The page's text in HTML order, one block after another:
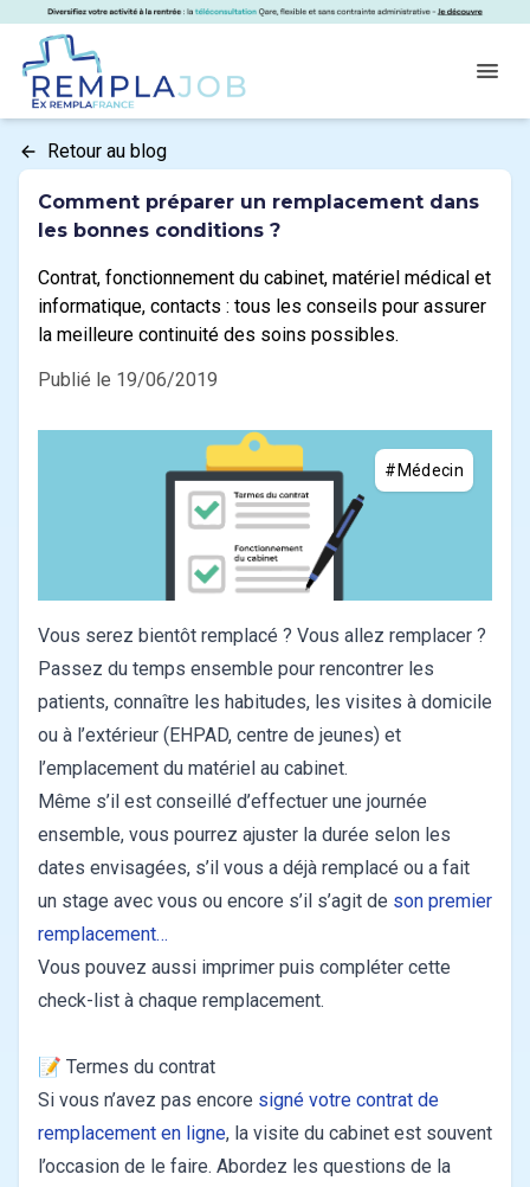
RemplaJob
Retour au blog
Comment préparer un remplacement dans
les bonnes conditions ?
Contrat, fonctionnement du cabinet, matériel médical et
informatique, contacts : tous les conseils pour assurer
la meilleure continuité des soins possibles.
Publié le 19/06/2019
#Médecin
Vous serez bientôt remplacé ? Vous allez remplacer ?
Passez du temps ensemble pour rencontrer les
patients, connaître les habitudes, les visites à domicile
ou à l’extérieur (EHPAD, centre de jeunes) et
l’emplacement du matériel au cabinet.
Même s’il est conseillé d’effectuer une journée
ensemble, vous pourrez ajuster la durée selon les
dates envisagées, s’il vous a déjà remplacé ou a fait
un stage avec vous ou encore s’il s’agit de son premier
remplacement…
Vous pouvez aussi imprimer puis compléter cette
check-list à chaque remplacement.
📝 Termes du contrat
Si vous n’avez pas encore signé votre contrat de
remplacement en ligne, la visite du cabinet est souvent
l’occasion de le faire. Abordez les questions de la
Panneau de gestion des cookies